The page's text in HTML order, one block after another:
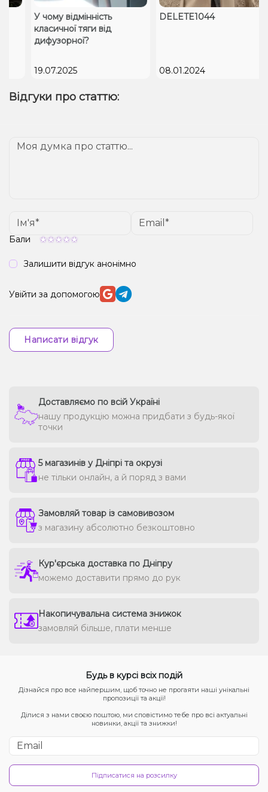
У чому відмінність
класичної тяги від
дифузорної?
19.07.2025
DELETE1044
08.01.2024
Відгуки про статтю:
Бали
Залишити відгук анонімно
Увійти за допомогою
Написати відгук
Доставляємо по всій Україні
нашу продукцію можна придбати з будь-якої
точки
5 магазинів у Дніпрі та окрузі
не тільки онлайн, а й поряд з вами
Замовляй товар із самовивозом
з магазину абсолютно безкоштовно
Кур'єрська доставка по Дніпру
можемо доставити прямо до рук
Накопичувальна система знижок
замовляй більше, плати менше
Будь в курсі всіх подій
Дізнайся про все найпершим, щоб точно не прогаяти наші унікальні
пропозиції та акції!
Ділися з нами своєю поштою, ми сповістимо тебе про всі актуальні
новинки, акції та знижки!
Підписатися на розсилку